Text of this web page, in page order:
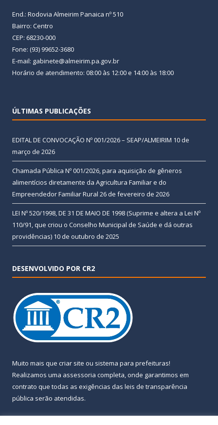
End.: Rodovia Almeirim Panaica nº 510
Bairro: Centro
CEP: 68230-000
Fone: (93) 99652-3680
E-mail: gabinete@almeirim.pa.gov.br
Horário de atendimento: 08:00 às 12:00 e 14:00 às 18:00
ÚLTIMAS PUBLICAÇÕES
EDITAL DE CONVOCAÇÃO Nº 001/2026 – SEAP/ALMEIRIM 10 de
março de 2026
Chamada Pública Nº 001/2026, para aquisição de gêneros
alimentícios diretamente da Agricultura Familiar e do
Empreendedor Familiar Rural 26 de fevereiro de 2026
LEI Nº 520/1998, DE 31 DE MAIO DE 1998 (Suprime e altera a Lei Nº
110/91, que criou o Conselho Municipal de Saúde e dá outras
providências) 10 de outubro de 2025
DESENVOLVIDO POR CR2
Muito mais que criar site ou sistema para prefeituras!
Realizamos uma assessoria completa, onde garantimos em
contrato que todas as exigências das leis de transparência
pública serão atendidas.